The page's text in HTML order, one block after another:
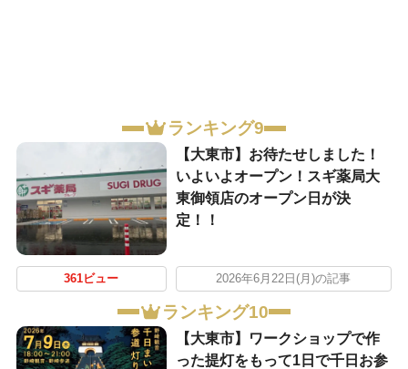
ランキング9
【大東市】お待たせしました！
いよいよオープン！スギ薬局大
東御領店のオープン日が決
定！！
361ビュー 2026年6月22日(月)の記事
ランキング10
【大東市】ワークショップで作
った提灯をもって1日で千日お参